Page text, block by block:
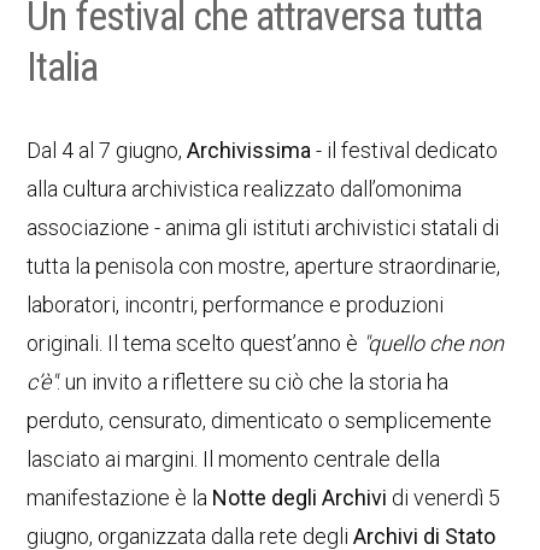
Un festival che attraversa tutta
Italia
Dal 4 al 7 giugno,Archivissima - il festival dedicato
alla cultura archivistica realizzato dall’omonima
associazione - anima gli istituti archivistici statali di
tutta la penisola con mostre, aperture straordinarie,
laboratori, incontri, performance e produzioni
originali. Il tema scelto quest’anno è "quello che non
c’è": un invito a riflettere su ciò che la storia ha
perduto, censurato, dimenticato o semplicemente
lasciato ai margini. Il momento centrale della
manifestazione è la Notte degli Archivi di venerdì 5
giugno, organizzata dalla rete degliArchivi di Stato